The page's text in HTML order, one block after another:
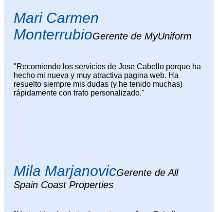
Mari Carmen
MonterrubioGerente de MyUniform
"Recomiendo los servicios de Jose Cabello porque ha
hecho mi nueva y muy atractiva pagina web. Ha
resuelto siempre mis dudas (y he tenido muchas)
rápidamente con trato personalizado."
Mila MarjanovicGerente de All
Spain Coast Properties